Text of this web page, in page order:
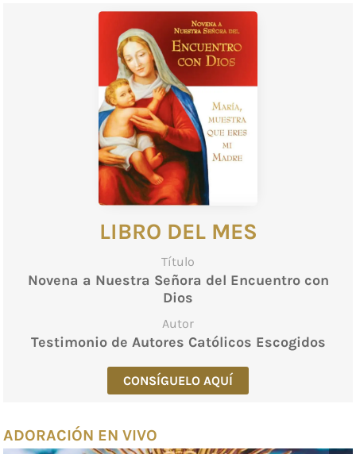
LIBRO DEL MES
Título
Novena a Nuestra Señora del Encuentro con
Dios
Autor
Testimonio de Autores Católicos Escogidos
CONSÍGUELO AQUÍ
ADORACIÓN EN VIVO